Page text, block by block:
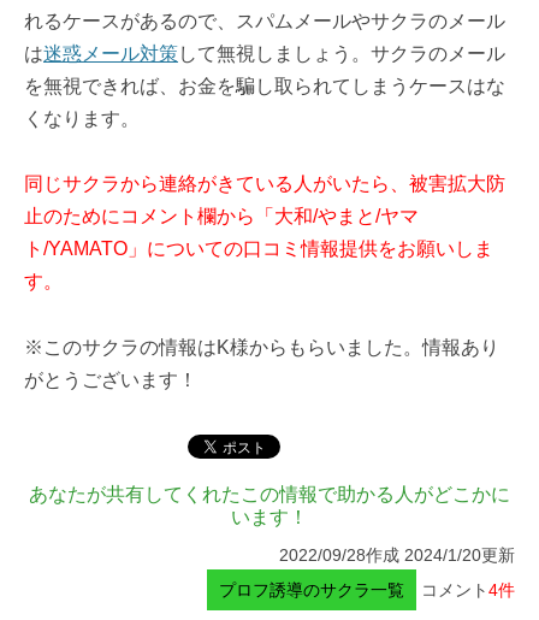
れるケースがあるので、スパムメールやサクラのメール
は迷惑メール対策して無視しましょう。サクラのメール
を無視できれば、お金を騙し取られてしまうケースはな
くなります。
同じサクラから連絡がきている人がいたら、被害拡大防
止のためにコメント欄から「大和/やまと/ヤマ
ト/YAMATO」についての口コミ情報提供をお願いしま
す。
※このサクラの情報はK様からもらいました。情報あり
がとうございます！
あなたが共有してくれたこの情報で助かる人がどこかに
います！
2022/09/28作成 2024/1/20更新
プロフ誘導のサクラ一覧
コメント4件